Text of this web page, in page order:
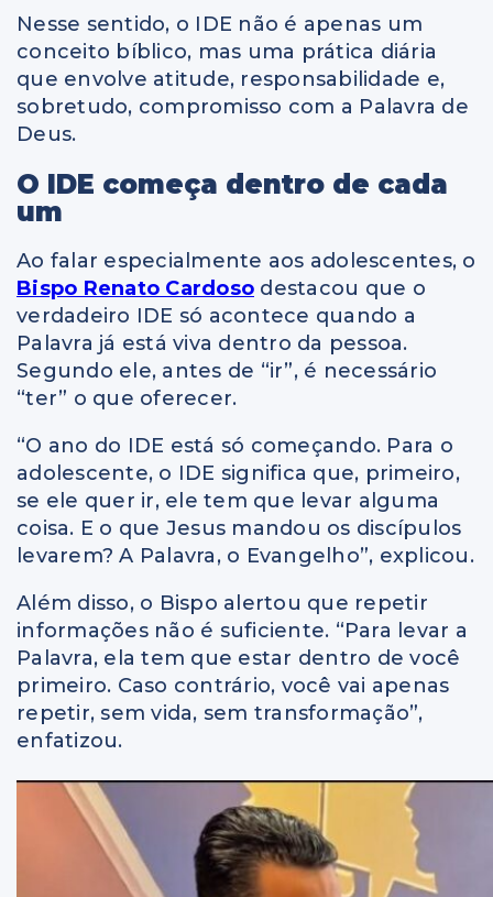
Nesse sentido, o IDE não é apenas um
conceito bíblico, mas uma prática diária
que envolve atitude, responsabilidade e,
sobretudo, compromisso com a Palavra de
Deus.
O IDE começa dentro de cada
um
Ao falar especialmente aos adolescentes, o
Bispo Renato Cardoso destacou que o
verdadeiro IDE só acontece quando a
Palavra já está viva dentro da pessoa.
Segundo ele, antes de “ir”, é necessário
“ter” o que oferecer.
“O ano do IDE está só começando. Para o
adolescente, o IDE significa que, primeiro,
se ele quer ir, ele tem que levar alguma
coisa. E o que Jesus mandou os discípulos
levarem? A Palavra, o Evangelho”, explicou.
Além disso, o Bispo alertou que repetir
informações não é suficiente. “Para levar a
Palavra, ela tem que estar dentro de você
primeiro. Caso contrário, você vai apenas
repetir, sem vida, sem transformação”,
enfatizou.